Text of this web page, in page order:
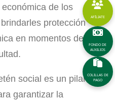
de los
protección
en momentos de
social es un pilar
garantizar la
AFÍLIATE
FONDO DE
AUXILIOS
COLILLAS DE
PAGO